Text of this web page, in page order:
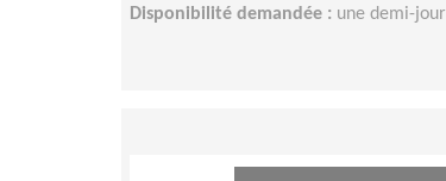
Disponibilité demandée : une demi-